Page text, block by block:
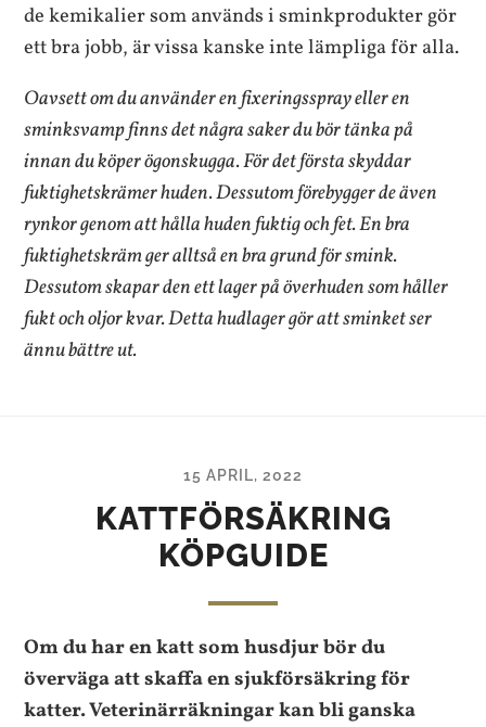
de kemikalier som används i sminkprodukter gör
ett bra jobb, är vissa kanske inte lämpliga för alla.
Oavsett om du använder en fixeringsspray eller en
sminksvamp finns det några saker du bör tänka på
innan du köper ögonskugga. För det första skyddar
fuktighetskrämer huden. Dessutom förebygger de även
rynkor genom att hålla huden fuktig och fet. En bra
fuktighetskräm ger alltså en bra grund för smink.
Dessutom skapar den ett lager på överhuden som håller
fukt och oljor kvar. Detta hudlager gör att sminket ser
ännu bättre ut.
15 APRIL, 2022
KATTFÖRSÄKRING
KÖPGUIDE
Om du har en katt som husdjur bör du
överväga att skaffa en sjukförsäkring för
katter. Veterinärräkningar kan bli ganska